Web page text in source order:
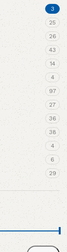
3
25
26
43
14
4
97
27
36
38
4
6
29